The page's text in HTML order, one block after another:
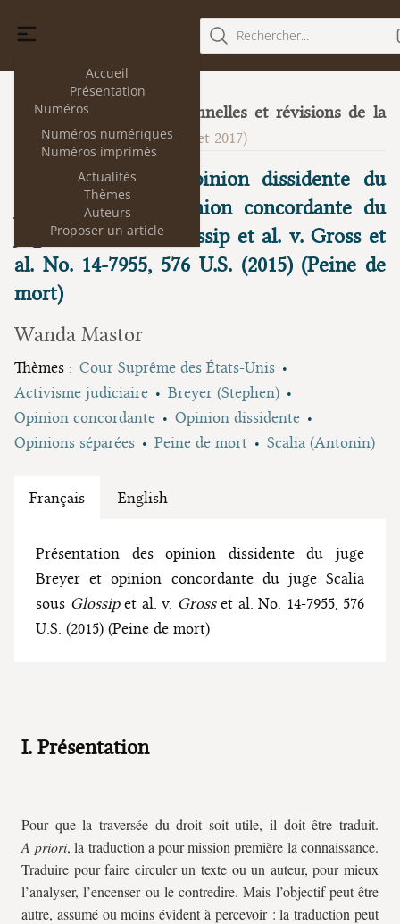
Accueil
Présentation
Numéros
Numéros numériques
Numéros imprimés
Actualités
Thèmes
Auteurs
Proposer un article
Rechercher...
18
Cours constitutionnelles et révisions de la
Constitution (juillet 2017)
Présentation des opinion dissidente du
juge Breyer et opinion concordante du
juge Scalia sous Glossip et al. v. Gross et
al. No. 14-7955, 576 U.S. (2015) (Peine de
mort)
Wanda Mastor
Thèmes : Cour Suprême des États-Unis
Activisme judiciaire
Breyer (Stephen)
Opinion concordante
Opinion dissidente
Opinions séparées
Peine de mort Scalia (Antonin)
Français English
Présentation des opinion dissidente du juge
Breyer et opinion concordante du juge Scalia
sous Glossip et al. v. Gross et al. No. 14-7955, 576
U.S. (2015) (Peine de mort)
I. Présentation
Pour que la traversée du droit soit utile, il doit être traduit.
A priori, la traduction a pour mission première la connaissance.
Traduire pour faire circuler un texte ou un auteur, pour mieux
l’analyser, l’encenser ou le contredire. Mais l’objectif peut être
autre, assumé ou moins évident à percevoir : la traduction peut